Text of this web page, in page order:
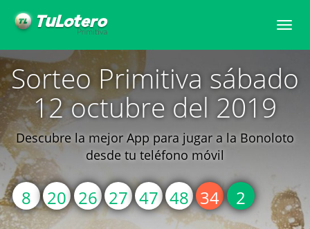
Toggle
Sorteo Primitiva sábado
12 octubre del 2019
Descubre la mejor App para jugar a la Bonoloto
desde tu teléfono móvil
8 20 26 27 47 48 34 2